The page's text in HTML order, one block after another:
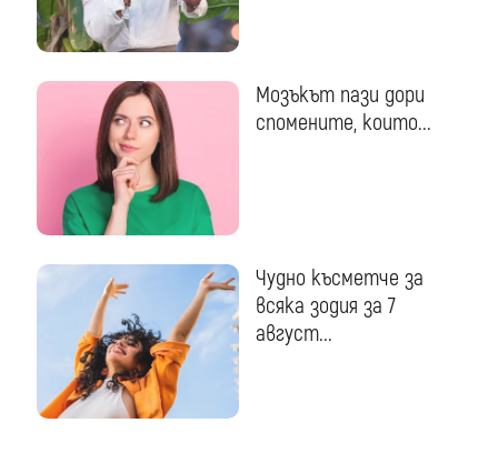
Мозъкът пази дори
спомените, които...
Чудно късметче за
всяка зодия за 7
август...